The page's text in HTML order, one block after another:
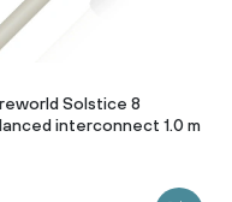
Solstice 8
interconnect 1.0 m